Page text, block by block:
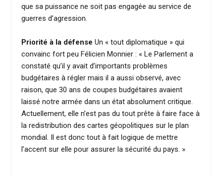
que sa puissance ne soit pas engagée au service de
guerres d’agression.
Priorité à la défense Un « tout diplomatique » qui
convainc fort peu Félicien Monnier : « Le Parlement a
constaté qu’il y avait d’importants problèmes
budgétaires à régler mais il a aussi observé, avec
raison, que 30 ans de coupes budgétaires avaient
laissé notre armée dans un état absolument critique.
Actuellement, elle n’est pas du tout prête à faire face à
la redistribution des cartes géopolitiques sur le plan
mondial. Il est donc tout à fait logique de mettre
l’accent sur elle pour assurer la sécurité du pays. »